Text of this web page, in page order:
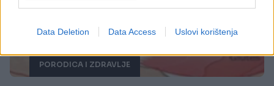
Data Deletion Data Access Uslovi korištenja
PORODICA I ZDRAVLJE